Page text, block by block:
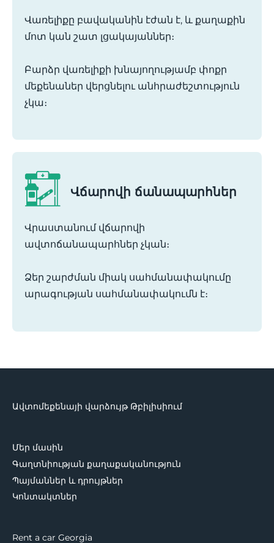
Վառելիքը բավականին էժան է, և քաղաքին
մոտ կան շատ լցակայաններ։
Բարձր վառելիքի խնայողությամբ փոքր
մեքենաներ վերցնելու անհրաժեշտություն
չկա։
Վճարովի ճանապարհներ
Վրաստանում վճարովի
ավտոճանապարհներ չկան։
Ձեր շարժման միակ սահմանափակումը
արագության սահմանափակումն է։
Ավտոմեքենայի վարձույթ Թբիլիսիում
Մեր մասին
Գաղտնիության քաղաքականություն
Պայմաններ և դրույթներ
Կոնտակտներ
Rent a car Georgia